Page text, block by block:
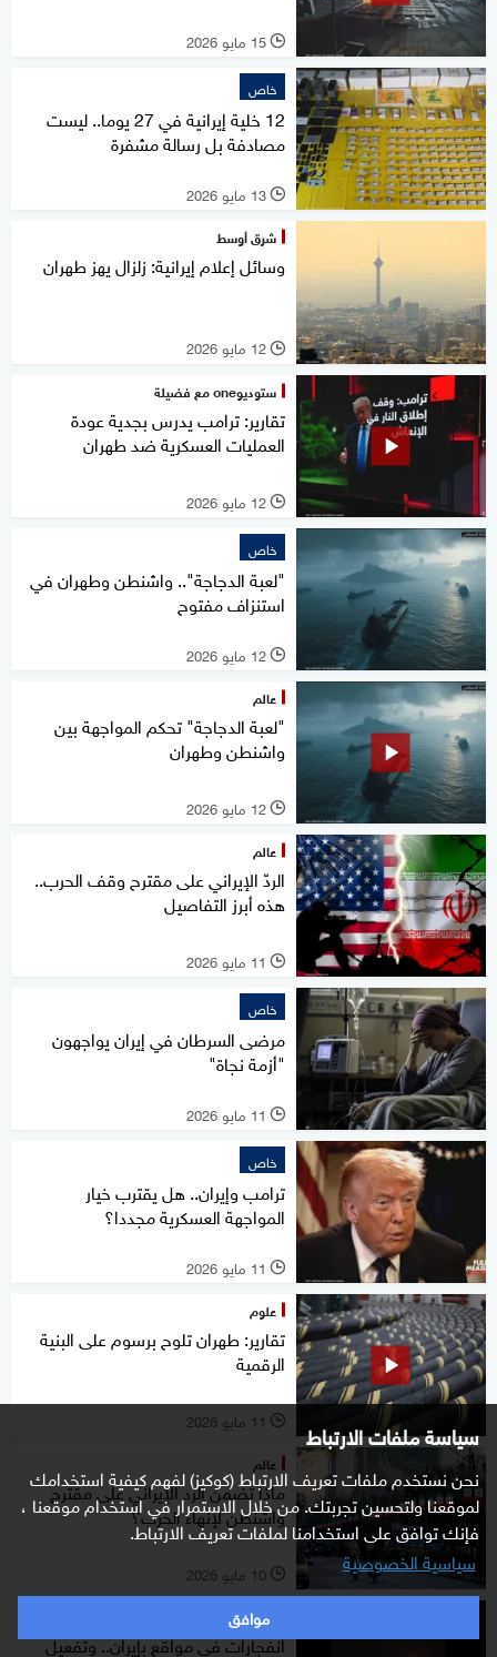
سياسة ملفات الارتباط
نحن نستخدم ملفات تعريف الارتباط (كوكيز) لفهم كيفية استخدامك
لموقعنا ولتحسين تجربتك. من خلال الاستمرار في استخدام موقعنا ،
فإنك توافق على استخدامنا لملفات تعريف الارتباط.
سياسية الخصوصية
موافق
l 15 مايو 2026
خاص
12 خلية إيرانية في 27 يوما.. ليست
مصادفة بل رسالة مشفرة
l 13 مايو 2026
شرق أوسط
وسائل إعلام إيرانية: زلزال يهز طهران
l 12 مايو 2026
ستوديوone مع فضيلة
تقارير: ترامب يدرس بجدية عودة
العمليات العسكرية ضد طهران
l 12 مايو 2026
خاص
"لعبة الدجاجة".. واشنطن وطهران في
استنزاف مفتوح
l 12 مايو 2026
عالم
"لعبة الدجاجة" تحكم المواجهة بين
واشنطن وطهران
l 12 مايو 2026
عالم
الردّ الإيراني على مقترح وقف الحرب..
هذه أبرز التفاصيل
l 11 مايو 2026
خاص
مرضى السرطان في إيران يواجهون
"أزمة نجاة"
l 11 مايو 2026
خاص
ترامب وإيران.. هل يقترب خيار
المواجهة العسكرية مجددا؟
l 11 مايو 2026
علوم
تقارير: طهران تلوح برسوم على البنية
الرقمية
l 11 مايو 2026
عالم
ماذا تضمن الرد الإيراني على مقترح
واشنطن لإنهاء الحرب؟
l 10 مايو 2026
عالم
انفجارات في مواقع بإيران.. وتفعيل